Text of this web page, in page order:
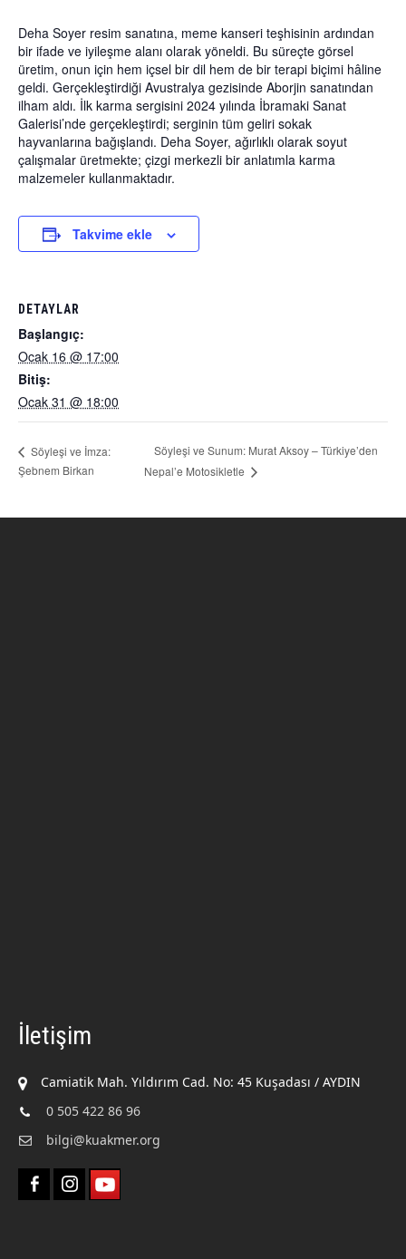
Deha Soyer resim sanatına, meme kanseri teşhisinin ardından
bir ifade ve iyileşme alanı olarak yöneldi. Bu süreçte görsel
üretim, onun için hem içsel bir dil hem de bir terapi biçimi hâline
geldi. Gerçekleştirdiği Avustralya gezisinde Aborjin sanatından
ilham aldı. İlk karma sergisini 2024 yılında İbramaki Sanat
Galerisi’nde gerçekleştirdi; serginin tüm geliri sokak
hayvanlarına bağışlandı. Deha Soyer, ağırlıklı olarak soyut
çalışmalar üretmekte; çizgi merkezli bir anlatımla karma
malzemeler kullanmaktadır.
Takvime ekle
DETAYLAR
Başlangıç:
Ocak 16 @ 17:00
Bitiş:
Ocak 31 @ 18:00
Söyleşi ve İmza:
Şebnem Birkan
Söyleşi ve Sunum: Murat Aksoy – Türkiye’den
Nepal’e Motosikletle
İletişim
Camiatik Mah. Yıldırım Cad. No: 45 Kuşadası / AYDIN
0 505 422 86 96
bilgi@kuakmer.org